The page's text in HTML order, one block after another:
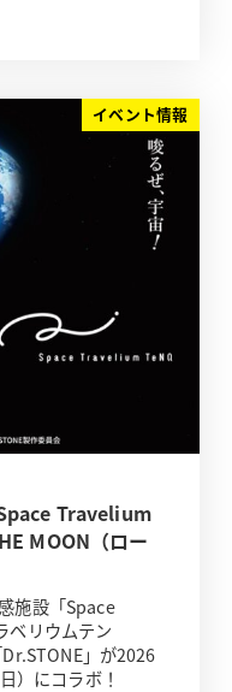
イベント情報
Travelium
MOON（ロー
施設「Space
ベリウムテン
」が2026
）にコラボ！